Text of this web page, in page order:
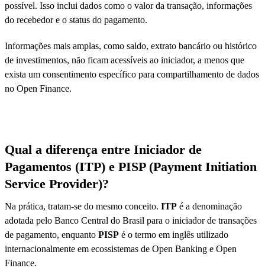
possível. Isso inclui dados como o valor da transação, informações
do recebedor e o status do pagamento.
Informações mais amplas, como saldo, extrato bancário ou histórico
de investimentos, não ficam acessíveis ao iniciador, a menos que
exista um consentimento específico para compartilhamento de dados
no Open Finance.
Qual a diferença entre Iniciador de
Pagamentos (ITP) e PISP (Payment Initiation
Service Provider)?
Na prática, tratam-se do mesmo conceito. ITP é a denominação
adotada pelo Banco Central do Brasil para o iniciador de transações
de pagamento, enquanto PISP é o termo em inglês utilizado
internacionalmente em ecossistemas de Open Banking e Open
Finance.